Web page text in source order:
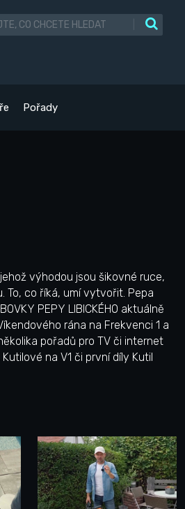
Pořady
výhodou jsou šikovné ruce,
To, co říká, umí vytvořit. Pepa
PEPY LIBICKÉHO aktuálně
rána na Frekvenci 1 a
pořadů pro TV či internet
na V1 či první díly Kutil